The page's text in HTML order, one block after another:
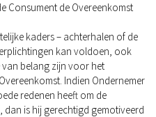
Consument de Overeenkomst
kaders – achterhalen of de
kan voldoen, ook
belang zijn voor het
Indien Ondernemer
redenen heeft om de
is hij gerechtigd gemotiveerd